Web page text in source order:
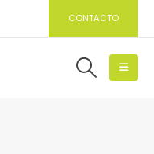
CONTACTO